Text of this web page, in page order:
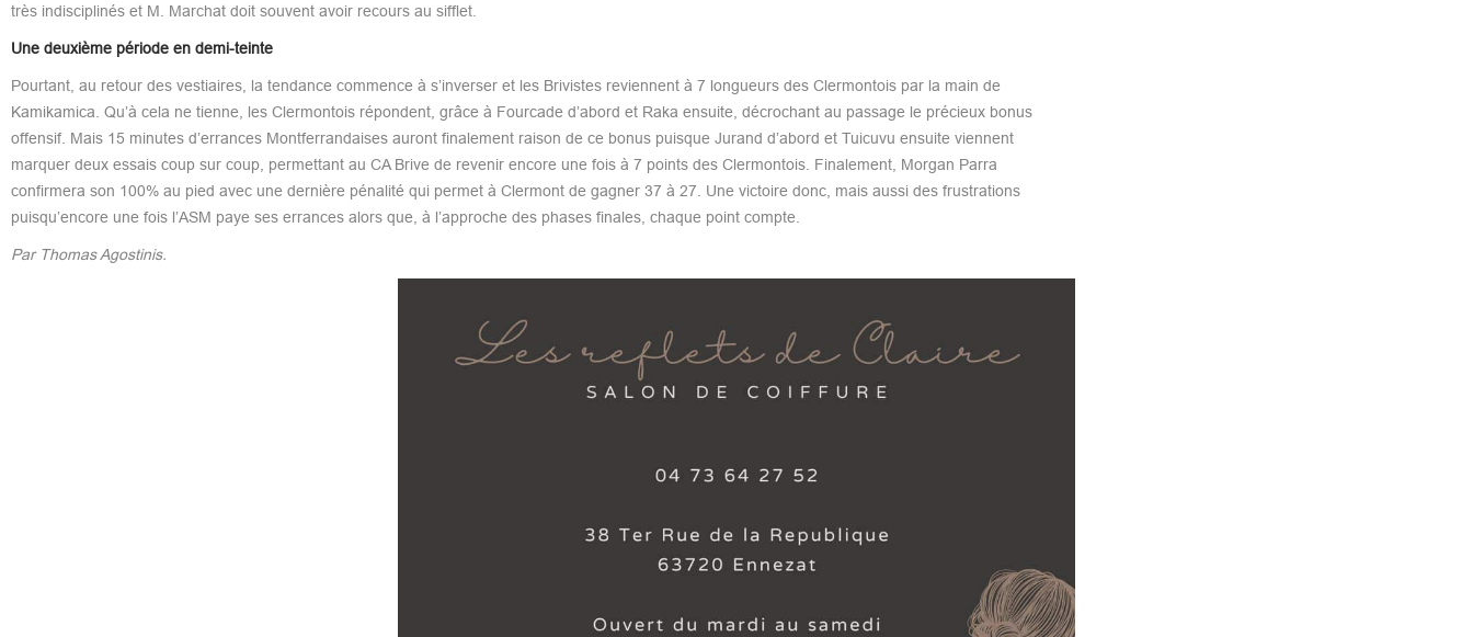
très indisciplinés et M. Marchat doit souvent avoir recours au sifflet.
Une deuxième période en demi-teinte
Pourtant, au retour des vestiaires, la tendance commence à s’inverser et les Brivistes reviennent à 7 longueurs des Clermontois par la main de
Kamikamica. Qu’à cela ne tienne, les Clermontois répondent, grâce à Fourcade d’abord et Raka ensuite, décrochant au passage le précieux bonus
offensif. Mais 15 minutes d’errances Montferrandaises auront finalement raison de ce bonus puisque Jurand d’abord et Tuicuvu ensuite viennent
marquer deux essais coup sur coup, permettant au CA Brive de revenir encore une fois à 7 points des Clermontois. Finalement, Morgan Parra
confirmera son 100% au pied avec une dernière pénalité qui permet à Clermont de gagner 37 à 27. Une victoire donc, mais aussi des frustrations
puisqu’encore une fois l’ASM paye ses errances alors que, à l’approche des phases finales, chaque point compte.
Par Thomas Agostinis.